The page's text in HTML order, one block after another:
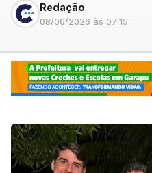
Redação
08/06/2026 às 07:15